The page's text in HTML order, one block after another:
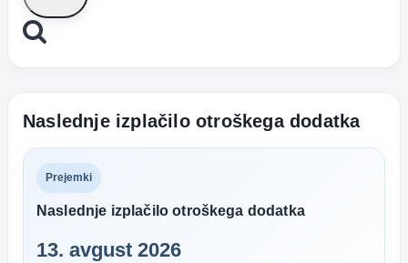
Naslednje izplačilo otroškega dodatka
Prejemki
Naslednje izplačilo otroškega dodatka
13. avgust 2026